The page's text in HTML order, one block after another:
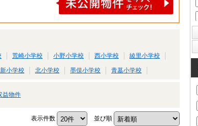
荒崎小学校 小野小学校 西小学校 綾里小学校
小学校 北小学校 墨俣小学校 青墓小学校
益物件
表示件数 並び順